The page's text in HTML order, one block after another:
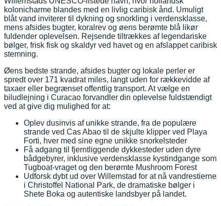
kolonicharme blandes med en livlig caribisk ånd. Umuligt
blåt vand inviterer til dykning og snorkling i verdensklasse,
mens afsides bugter, koralrev og øens berømte blå likør
fuldender oplevelsen. Rejsende tiltrækkes af legendariske
bølger, frisk fisk og skaldyr ved havet og en afslappet caribisk
stemning.
Øens bedste strande, afsides bugter og lokale perler er
spredt over 171 kvadrat miles, langt uden for rækkevidde af
taxaer eller begrænset offentlig transport. At vælge en
biludlejning i Curacao forvandler din oplevelse fuldstændigt
ved at give dig mulighed for at:
Oplev dusinvis af unikke strande, fra de populære
strande ved Cas Abao til de skjulte klipper ved Playa
Forti, hver med sine egne unikke snorkelsteder
Få adgang til fjerntliggende dykkesteder uden dyre
bådgebyrer, inklusive verdensklasse kystindgange som
Tugboat-vraget og den berømte Mushroom Forest
Udforsk dybt ud over Willemstad for at nå vandrestierne
i Christoffel National Park, de dramatiske bølger i
Shete Boka og autentiske landsbyer på landet.